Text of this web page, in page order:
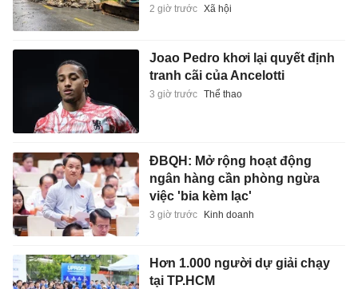
2 giờ trước Xã hội
Joao Pedro khơi lại quyết định
tranh cãi của Ancelotti
3 giờ trước Thể thao
ĐBQH: Mở rộng hoạt động
ngân hàng cần phòng ngừa
việc 'bia kèm lạc'
3 giờ trước Kinh doanh
Hơn 1.000 người dự giải chạy
tại TP.HCM